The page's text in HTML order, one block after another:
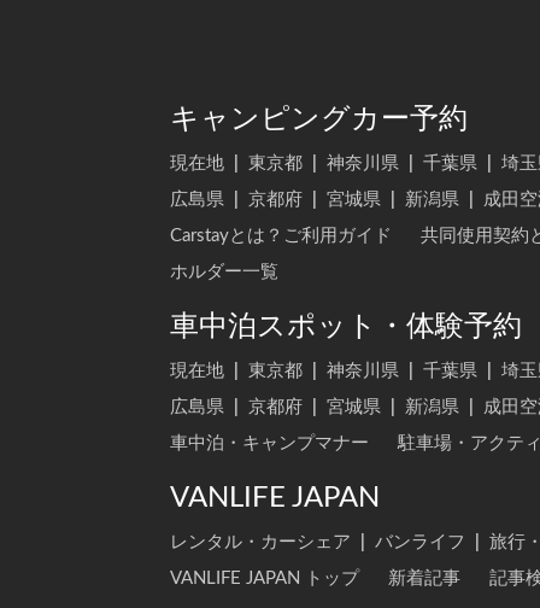
キャンピングカー予約
現在地 東京都 神奈川県 千葉県
埼
広島県
京都府 宮城県 新潟県
成田
Carstayとは？ご利用ガイド
共同使用契約
ホルダー一覧
車中泊スポット・体験予約
現在地 東京都 神奈川県 千葉県
埼
広島県
京都府 宮城県 新潟県
成田
車中泊・キャンプマナー
駐車場・アクテ
VANLIFE JAPAN
レンタル・カーシェア バンライフ
旅行
VANLIFE JAPAN トップ
新着記事 記事